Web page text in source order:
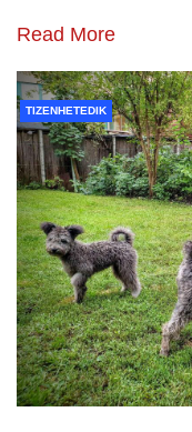
Read More
TIZENHETEDIK